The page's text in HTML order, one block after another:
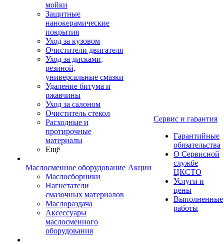
мойки
Защитные
нанокерамические
покрытия
Уход за кузовом
Очистители двигателя
Уход за дисками,
резиной,
универсальные смазки
Удаление битума и
ржавчины
Уход за салоном
Очиститель стекол
Расходные и
протирочные
материалы
Ещё
Маслосменное оборудование
Маслосборники
Нагнетатели
смазочных материалов
Маслораздача
Аксессуары
маслосменного
оборудования
Акции
Сервис и гарантия
Гарантийные
обязательства
О Сервисной
службе
ЦКСТО
Услуги и
цены
Выполненные
работы